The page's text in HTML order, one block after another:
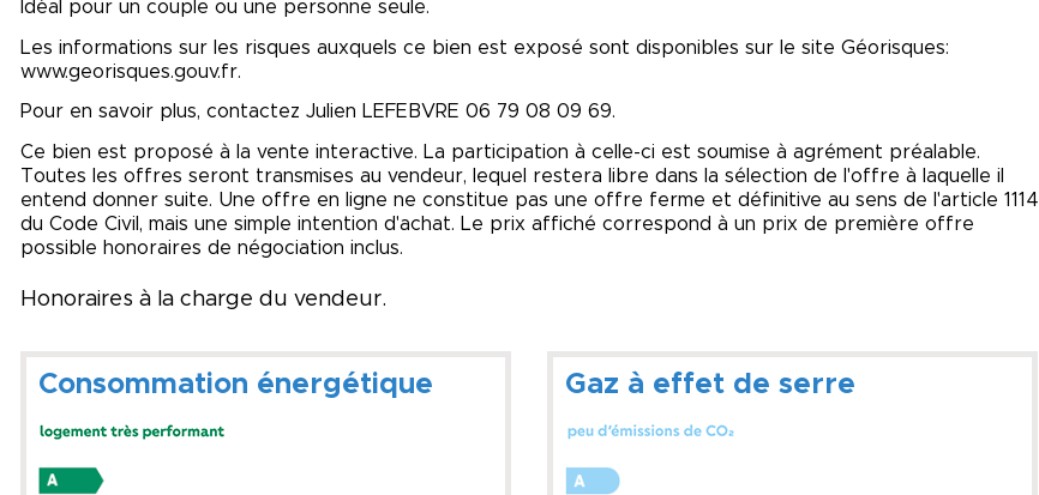
Idéal pour un couple ou une personne seule.
Les informations sur les risques auxquels ce bien est exposé sont disponibles sur le site Géorisques:
www.georisques.gouv.fr.
Pour en savoir plus, contactez Julien LEFEBVRE 06 79 08 09 69.
Ce bien est proposé à la vente interactive. La participation à celle-ci est soumise à agrément préalable.
Toutes les offres seront transmises au vendeur, lequel restera libre dans la sélection de l'offre à laquelle il
entend donner suite. Une offre en ligne ne constitue pas une offre ferme et définitive au sens de l'article 1114
du Code Civil, mais une simple intention d'achat. Le prix affiché correspond à un prix de première offre
possible honoraires de négociation inclus.
Honoraires à la charge du vendeur.
Consommation énergétique Gaz à effet de serre